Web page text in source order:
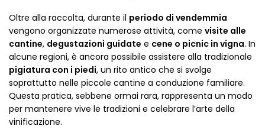
Oltre alla raccolta, durante il periodo di vendemmia
vengono organizzate numerose attività, come visite alle
cantine, degustazioni guidate e cene o picnic in vigna. In
alcune regioni, è ancora possibile assistere alla tradizionale
pigiatura con i piedi, un rito antico che si svolge
soprattutto nelle piccole cantine a conduzione familiare.
Questa pratica, sebbene ormai rara, rappresenta un modo
per mantenere vive le tradizioni e celebrare l’arte della
vinificazione.